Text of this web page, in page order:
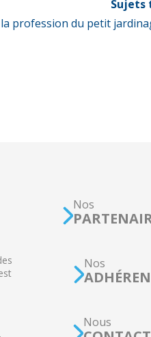
Sujets
profession du petit
Nos
Nos
Nous